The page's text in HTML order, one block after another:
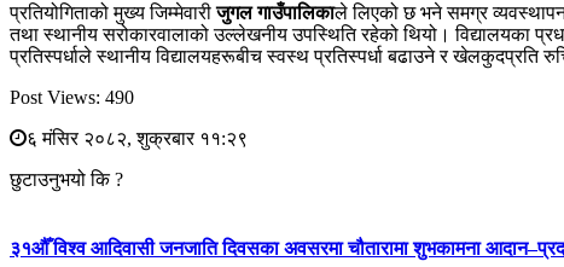
प्रतियोगिताको मुख्य जिम्मेवारीजुगल गाउँपालिकाले लिएको छ भने समग्र
तथा स्थानीय सरोकारवालाको उल्लेखनीय उपस्थिति रहेको थियो। विद्यालयका
प्रतिस्पर्धाले स्थानीय विद्यालयहरूबीच स्वस्थ प्रतिस्पर्धा बढाउने र खेलकुदप्रति
Post Views: 490
६ मंसिर २०८२, शुक्रबार ११:२९
छुटाउनुभयो कि ?
३१औँ विश्व आदिवासी जनजाति दिवसका अवसरमा चौतारामा शुभकामना